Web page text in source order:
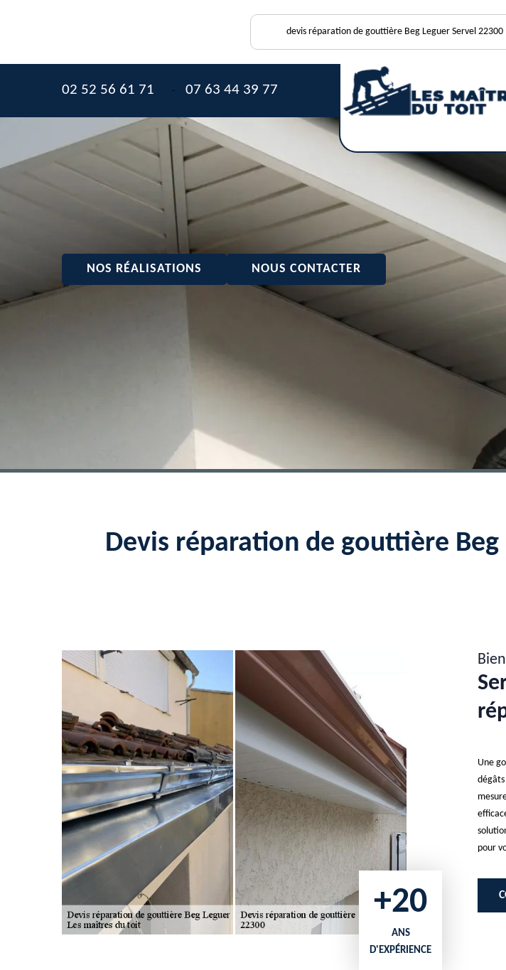
devis réparation de gouttière Beg Leguer Servel 22300
02 52 56 61 71 - 07 63 44 39 77
NOS RÉALISATIONS NOUS CONTACTER
Devis réparation de gouttière Beg
+20
ANS
D'EXPÉRIENCE
Une
pour